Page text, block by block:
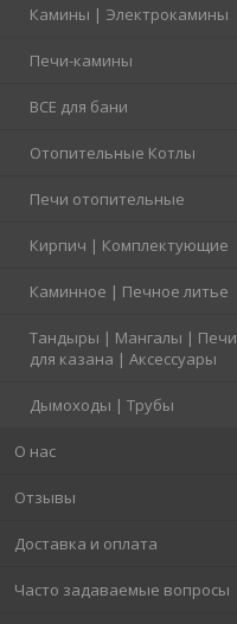
Камины | Электрокамины
Печи-камины
ВСЕ для бани
Отопительные Котлы
Печи отопительные
Кирпич | Комплектующие
Каминное | Печное литье
Тандыры | Мангалы | Печи
для казана | Аксессуары
Дымоходы | Трубы
О нас
Отзывы
Доставка и оплата
Часто задаваемые вопросы